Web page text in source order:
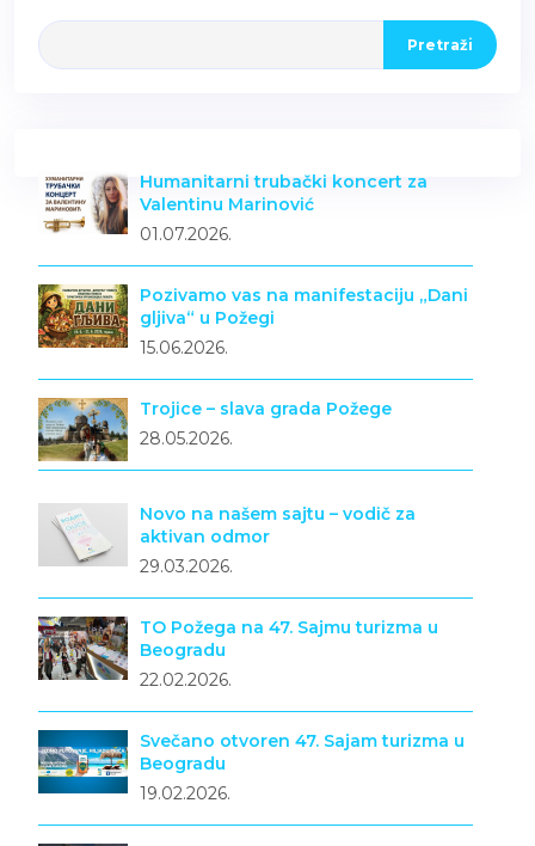
Pretraži
Humanitarni trubački koncert za
Valentinu Marinović
01.07.2026.
Pozivamo vas na manifestaciju „Dani
gljiva“ u Požegi
15.06.2026.
Trojice – slava grada Požege
28.05.2026.
Novo na našem sajtu – vodič za
aktivan odmor
29.03.2026.
TO Požega na 47. Sajmu turizma u
Beogradu
22.02.2026.
Svečano otvoren 47. Sajam turizma u
Beogradu
19.02.2026.